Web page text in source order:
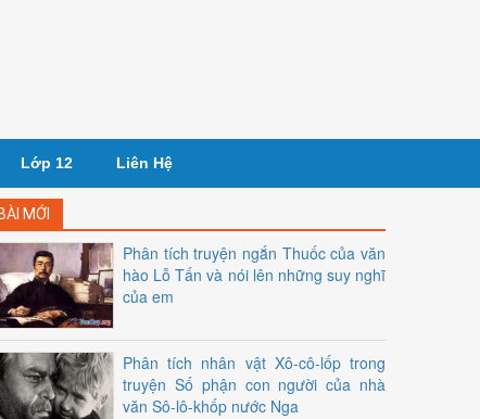
Lớp 12 Liên Hệ
MỚI
Phân tích truyện ngắn Thuốc của văn
hào Lỗ Tấn và nói lên những suy nghĩ
của em
Phân tích nhân vật Xô-cô-lốp trong
truyện Số phận con người của nhà
văn Sô-lô-khốp nước Nga